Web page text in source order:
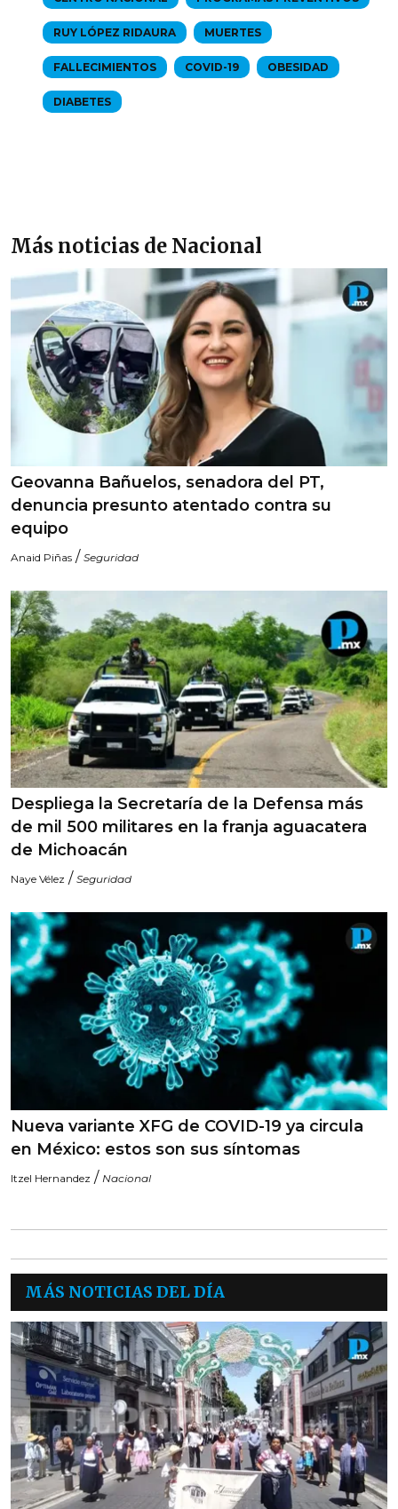
RUY LÓPEZ RIDAURA MUERTES
FALLECIMIENTOS COVID-19 OBESIDAD
DIABETES
Más noticias de Nacional
Geovanna Bañuelos, senadora del PT,
denuncia presunto atentado contra su
equipo
Anaid Piñas / Seguridad
Despliega la Secretaría de la Defensa más
de mil 500 militares en la franja aguacatera
de Michoacán
Naye Vélez / Seguridad
Nueva variante XFG de COVID-19 ya circula
en México: estos son sus síntomas
Itzel Hernandez / Nacional
MÁS NOTICIAS DEL DÍA